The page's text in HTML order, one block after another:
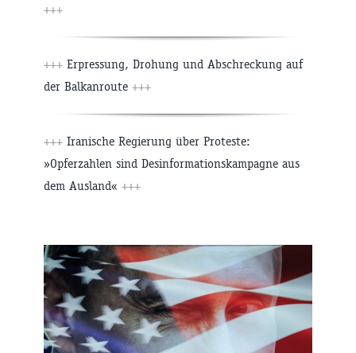
+++
+++ Erpressung, Drohung und Abschreckung auf
der Balkanroute +++
+++ Iranische Regierung über Proteste:
»Opferzahlen sind Desinformationskampagne aus
dem Ausland« +++